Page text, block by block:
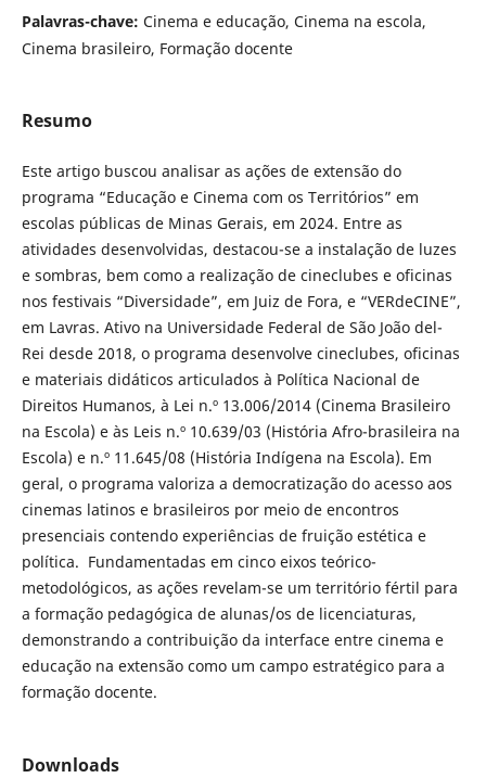
Palavras-chave: Cinema e educação, Cinema na escola,
Cinema brasileiro, Formação docente
Resumo
Este artigo buscou analisar as ações de extensão do
programa “Educação e Cinema com os Territórios” em
escolas públicas de Minas Gerais, em 2024. Entre as
atividades desenvolvidas, destacou-se a instalação de luzes
e sombras, bem como a realização de cineclubes e oficinas
nos festivais “Diversidade”, em Juiz de Fora, e “VERdeCINE”,
em Lavras. Ativo na Universidade Federal de São João del-
Rei desde 2018, o programa desenvolve cineclubes, oficinas
e materiais didáticos articulados à Política Nacional de
Direitos Humanos, à Lei n.º 13.006/2014 (Cinema Brasileiro
na Escola) e às Leis n.º 10.639/03 (História Afro-brasileira na
Escola) e n.º 11.645/08 (História Indígena na Escola). Em
geral, o programa valoriza a democratização do acesso aos
cinemas latinos e brasileiros por meio de encontros
presenciais contendo experiências de fruição estética e
política. Fundamentadas em cinco eixos teórico-
metodológicos, as ações revelam-se um território fértil para
a formação pedagógica de alunas/os de licenciaturas,
demonstrando a contribuição da interface entre cinema e
educação na extensão como um campo estratégico para a
formação docente.
Downloads